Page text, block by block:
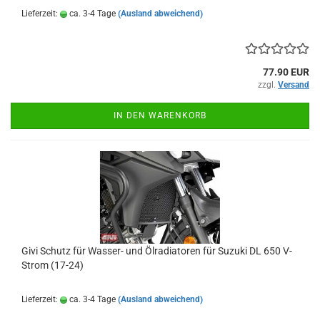
Lieferzeit: ca. 3-4 Tage (Ausland abweichend)
77.90 EUR
zzgl. Versand
IN DEN WARENKORB
Givi Schutz für Wasser- und Ölradiatoren für Suzuki DL 650 V-
Strom (17-24)
Lieferzeit: ca. 3-4 Tage (Ausland abweichend)